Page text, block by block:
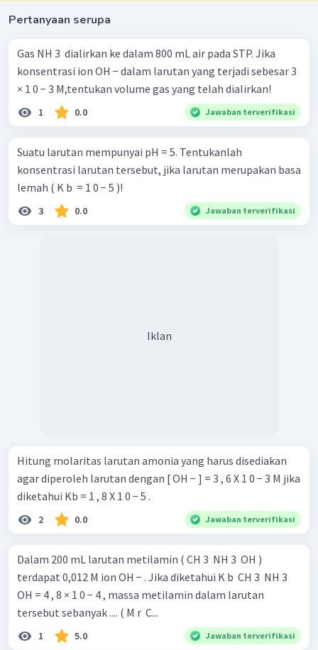
Pertanyaan serupa
Gas NH 3 ​ dialirkan ke dalam 800 mL air pada STP. Jika
konsentrasi ion OH − dalam larutan yang terjadi sebesar 3
× 1 0 − 3 M,tentukan volume gas yang telah dialirkan!
1 0.0 Jawaban terverifikasi
Suatu larutan mempunyai pH = 5. Tentukanlah
konsentrasi larutan tersebut, jika larutan merupakan basa
lemah ( K b ​ = 1 0 − 5 )!
3 0.0 Jawaban terverifikasi
Iklan
Hitung molaritas larutan amonia yang harus disediakan
agar diperoleh larutan dengan [ OH − ] = 3 , 6 X 1 0 − 3 M jika
diketahui Kb = 1 , 8 X 1 0 − 5 .
2 0.0 Jawaban terverifikasi
Dalam 200 mL larutan metilamin ( CH 3 ​ NH 3 ​ OH )
terdapat 0,012 M ion OH − . Jika diketahui K b ​ CH 3 ​ NH 3 ​
OH = 4 , 8 × 1 0 − 4 , massa metilamin dalam larutan
tersebut sebanyak .... ( M r ​ C...
1 5.0 Jawaban terverifikasi